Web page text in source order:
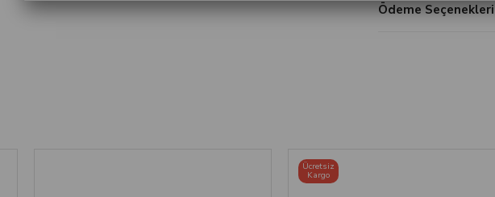
Ödeme Seçenekleri
Ücretsiz
Kargo